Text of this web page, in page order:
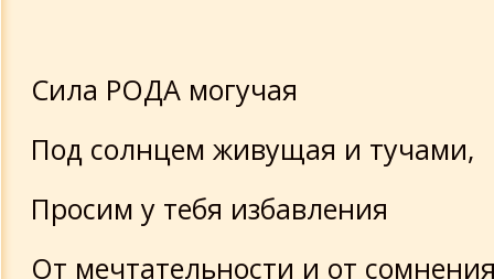
Сила РОДА могучая
Под солнцем живущая и тучами,
Просим у тебя избавления
От мечтательности и от